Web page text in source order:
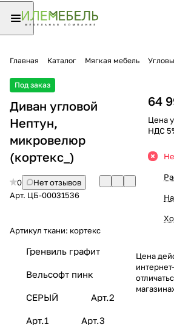
Главная Каталог Мягкая мебель
Под заказ
Диван угловой
Нептун,
микровелюр
(кортекс_)
0
Нет отзывов
Арт. ЦБ-00031536
Артикул ткани: кортекс
Гренвиль графит
Вельсофт пинк
СЕРЫЙ Арт.2
Арт.1 Арт.3
64
Цена
НДС
Цена